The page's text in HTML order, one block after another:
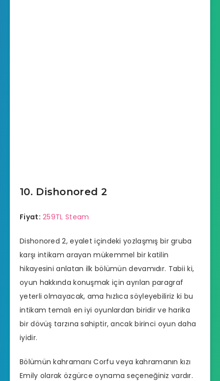
10. Dishonored 2
Fiyat: 259TL Steam
Dishonored 2, eyalet içindeki yozlaşmış bir gruba
karşı intikam arayan mükemmel bir katilin
hikayesini anlatan ilk bölümün devamıdır. Tabii ki,
oyun hakkında konuşmak için ayrılan paragraf
yeterli olmayacak, ama hızlıca söyleyebiliriz ki bu
intikam temalı en iyi oyunlardan biridir ve harika
bir dövüş tarzına sahiptir, ancak birinci oyun daha
iyidir.
Bölümün kahramanı Corfu veya kahramanın kızı
Emily olarak özgürce oynama seçeneğiniz vardır.